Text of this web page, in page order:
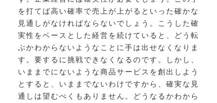
を打てば高い確率で売上が上がるといった確かな
見通しがなければならないでしょう。こうした確
実性をベースとした経営を続けていると、どう転
ぶかわからないようなことに手は出せなくなりま
す。要するに挑戦できなくなるのです。しかし、
いままでにないような商品サービスを創出しよう
とすると、いままでないわけですから、確実な見
通しは望むべくもありません。どうなるかわから